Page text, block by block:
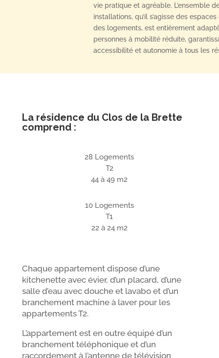
vie pratique et agréable. L’ensemble
installations, qu’il s’agisse des
des logements, est entièrement
personnes à mobilité réduite,
accessibilité et autonomie à tous les
La résidence du Clos de la Brette
comprend :
28 Logements
T2
44 à 49 m2
10 Logements
T1
22 à 24 m2
Chaque appartement dispose d’une
kitchenette avec évier, d’un placard, d’une
salle d’eau avec douche et lavabo et d’un
branchement machine à laver pour les
appartements T2.
L’appartement est en outre équipé d’un
branchement téléphonique et d’un
raccordement à l’antenne de télévision